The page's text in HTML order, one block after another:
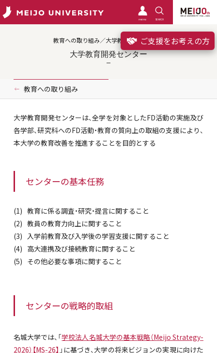
meimo SEARCH
ご支援をお考えの方
教育への取り組み／大学教育開発センター
大学教育開発センター
教育への取り組み
大学教育開発センターは、全学を対象としたFD活動の実施及び
各学部、研究科へのFD活動・教育の質向上の取組の支援により、
本大学の教育改善を推進することを目的とする
センターの基本任務
教育に係る調査・研究・提言に関すること
教員の教育力向上に関すること
入学前教育及び入学後の学習支援に関すること
高大連携及び接続教育に関すること
その他必要な事項に関すること
センターの戦略的取組
名城大学では、「学校法人名城大学の基本戦略（Meijo Strategy-
2026）【MS-26】 」に基づき、大学の将来ビジョンの実現に向けた